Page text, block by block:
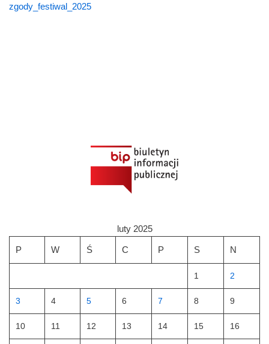
zgody_festiwal_2025
luty 2025
P W Ś C P S N
1 2
3 4 5 6 7 8 9
10 11 12 13 14 15 16